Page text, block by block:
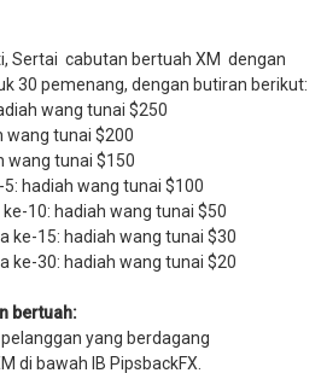
Sertai cabutan bertuah XM dengan
30 pemenang, dengan butiran berikut:
wang tunai $250
wang tunai $200
wang tunai $150
hadiah wang tunai $100
10: hadiah wang tunai $50
ke-15: hadiah wang tunai $30
ke-30: hadiah wang tunai $20
bertuah:
yang berdagang
di bawah IB PipsbackFX.